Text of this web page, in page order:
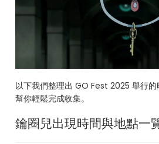
以下我們整理出 GO Fest 2025 舉行的
幫你輕鬆完成收集。
鑰圈兒出現時間與地點一